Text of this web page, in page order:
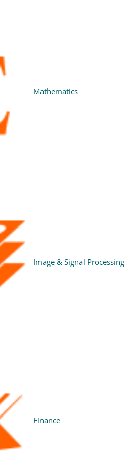
Mathematics
Image & Signal Processing
Finance